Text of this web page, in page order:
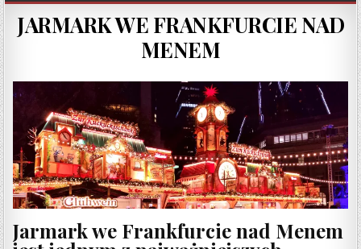
JARMARK WE FRANKFURCIE NAD
MENEM
Jarmark we Frankfurcie nad Menem